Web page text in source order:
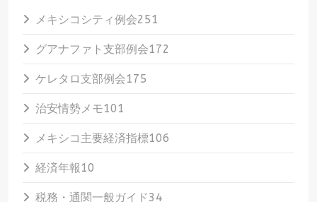
メキシコシティ例会251
グアナファト支部例会172
ケレタロ支部例会175
治安情勢メモ101
メキシコ主要経済指標106
経済年報10
税務・通関一般ガイド34